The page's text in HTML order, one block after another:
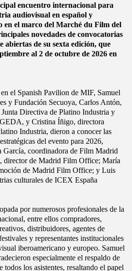
encuentro internacional para
audiovisual en español y
en el marco del Marché du Film del
novedades de convocatorias
abiertas de su sexta edición, que
al 2 de octubre de 2026 en
el Spanish Pavilion de MIF, Samuel
y Fundación Secuoya, Carlos Antón,
Directiva de Platino Industria y
y Cristina Íñigo, directora
Industria, dieron a conocer las
del evento para 2026,
García, coordinadora de Film Madrid
director de Madrid Film Office; María
de Madrid Film Office; y Luis
culturales de ICEX España
por numerosos profesionales de la
entre ellos compradores,
distribuidores, agentes de
y representantes institucionales
iberoamericano y europeo. Samuel
especialmente el respaldo de
todos los asistentes, resaltando el papel